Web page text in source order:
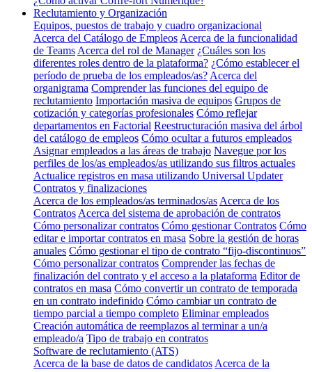
Reclutamiento y Organización
Equipos, puestos de trabajo y cuadro organizacional
Acerca del Catálogo de Empleos Acerca de la funcionalidad
de Teams Acerca del rol de Manager ¿Cuáles son los
diferentes roles dentro de la plataforma? ¿Cómo establecer el
período de prueba de los empleados/as? Acerca del
organigrama Comprender las funciones del equipo de
reclutamiento Importación masiva de equipos Grupos de
cotización y categorías profesionales Cómo reflejar
departamentos en Factorial Reestructuración masiva del árbol
del catálogo de empleos Cómo ocultar a futuros empleados
Asignar empleados a las áreas de trabajo Navegue por los
perfiles de los/as empleados/as utilizando sus filtros actuales
Actualice registros en masa utilizando Universal Updater
Contratos y finalizaciones
Acerca de los empleados/as terminados/as Acerca de los
Contratos Acerca del sistema de aprobación de contratos
Cómo personalizar contratos Cómo gestionar Contratos Cómo
editar e importar contratos en masa Sobre la gestión de horas
anuales Cómo gestionar el tipo de contrato “fijo-discontinuos”
Cómo personalizar contratos Comprender las fechas de
finalización del contrato y el acceso a la plataforma Editor de
contratos en masa Cómo convertir un contrato de temporada
en un contrato indefinido Cómo cambiar un contrato de
tiempo parcial a tiempo completo Eliminar empleados
Creación automática de reemplazos al terminar a un/a
empleado/a Tipo de trabajo en contratos
Software de reclutamiento (ATS)
Acerca de la base de datos de candidatos Acerca de la